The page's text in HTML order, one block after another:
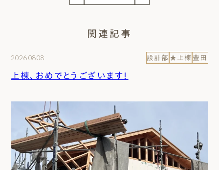
関連記事
2026.08.08 設計部 ★上棟 豊田
上棟、おめでとうございます！